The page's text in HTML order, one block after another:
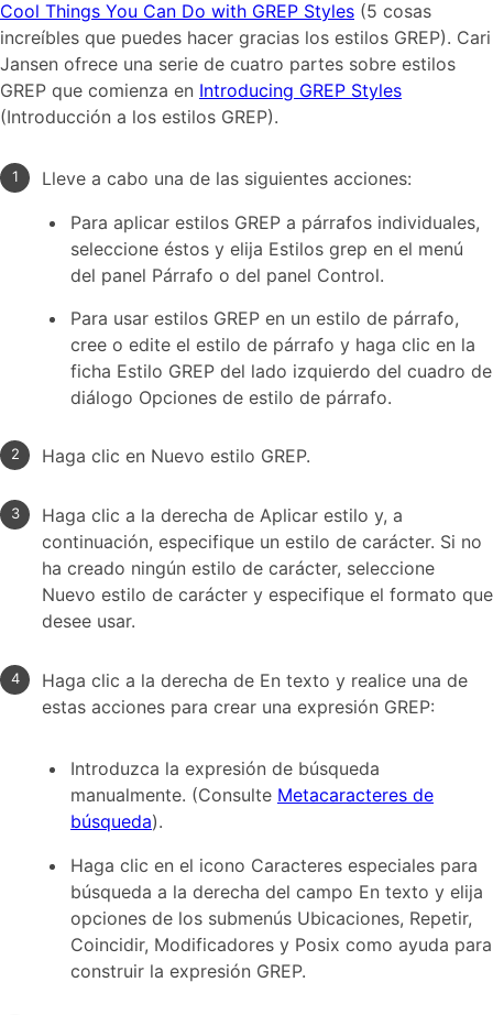
Cool Things You Can Do with GREP Styles (5 cosas
increíbles que puedes hacer gracias los estilos GREP). Cari
Jansen ofrece una serie de cuatro partes sobre estilos
GREP que comienza en Introducing GREP Styles
(Introducción a los estilos GREP).
Lleve a cabo una de las siguientes acciones:
Para aplicar estilos GREP a párrafos individuales,
seleccione éstos y elija Estilos grep en el menú
del panel Párrafo o del panel Control.
Para usar estilos GREP en un estilo de párrafo,
cree o edite el estilo de párrafo y haga clic en la
ficha Estilo GREP del lado izquierdo del cuadro de
diálogo Opciones de estilo de párrafo.
Haga clic en Nuevo estilo GREP.
Haga clic a la derecha de Aplicar estilo y, a
continuación, especifique un estilo de carácter. Si no
ha creado ningún estilo de carácter, seleccione
Nuevo estilo de carácter y especifique el formato que
desee usar.
Haga clic a la derecha de En texto y realice una de
estas acciones para crear una expresión GREP:
Introduzca la expresión de búsqueda
manualmente. (Consulte Metacaracteres de
búsqueda).
Haga clic en el icono Caracteres especiales para
búsqueda a la derecha del campo En texto y elija
opciones de los submenús Ubicaciones, Repetir,
Coincidir, Modificadores y Posix como ayuda para
construir la expresión GREP.